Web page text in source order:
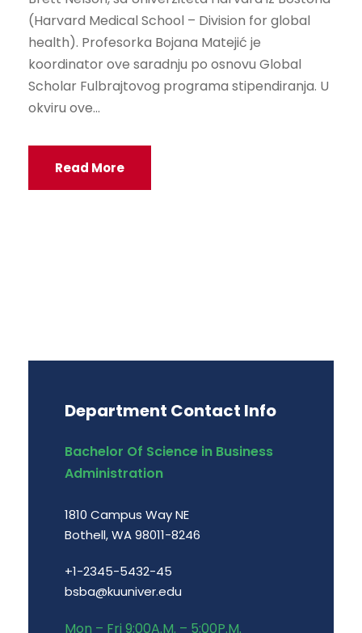
(Harvard Medical School – Division for global
health). Profesorka Bojana Matejić je
koordinator ove saradnju po osnovu Global
Scholar Fulbrajtovog programa stipendiranja. U
okviru ove...
Read More
Department Contact Info
Bachelor Of Science in Business
Administration
1810 Campus Way NE
Bothell, WA 98011-8246
+1-2345-5432-45
bsba@kuuniver.edu
Mon – Fri 9:00A.M. – 5:00P.M.